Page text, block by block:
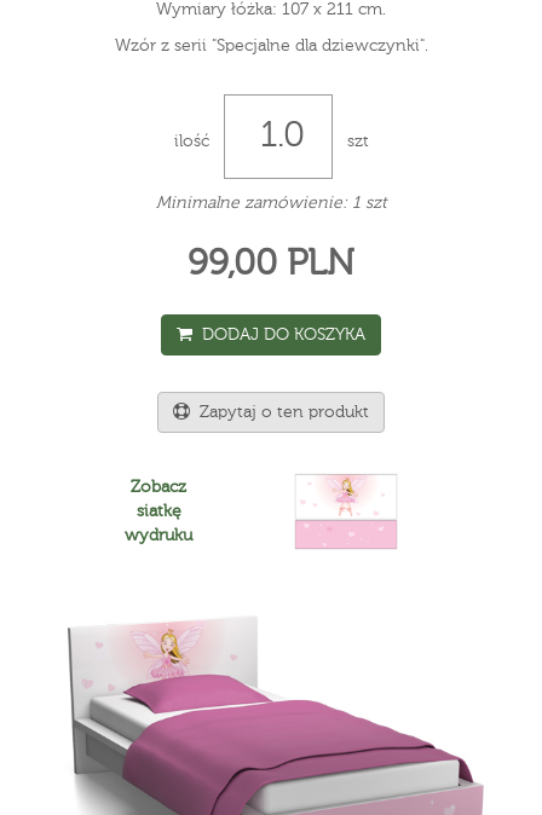
Wymiary łóżka: 107 x 211 cm.
Wzór z serii "Specjalne dla dziewczynki".
ilość szt
Minimalne zamówienie: 1 szt
99,00 PLN
DODAJ DO KOSZYKA
Zapytaj o ten produkt
Zobacz
siatkę
wydruku